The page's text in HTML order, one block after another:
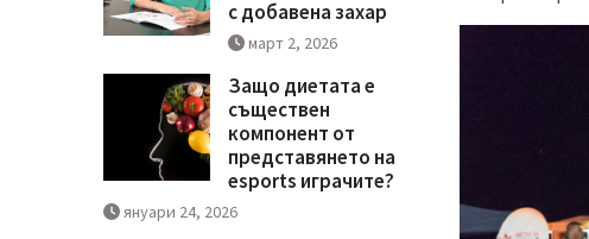
с добавена захар
март 2, 2026
Защо диетата е
съществен
компонент от
представянето на
esports играчите?
януари 24, 2026